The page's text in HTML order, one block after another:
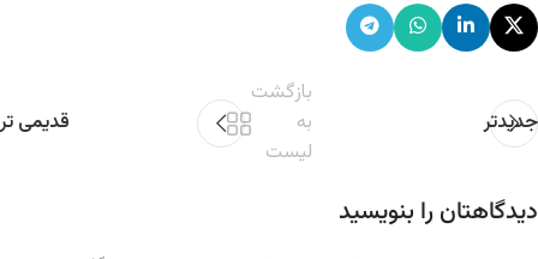
جدیدتر
بازگشت
به
لیست
قدیمی تر
دیدگاهتان را بنویسید